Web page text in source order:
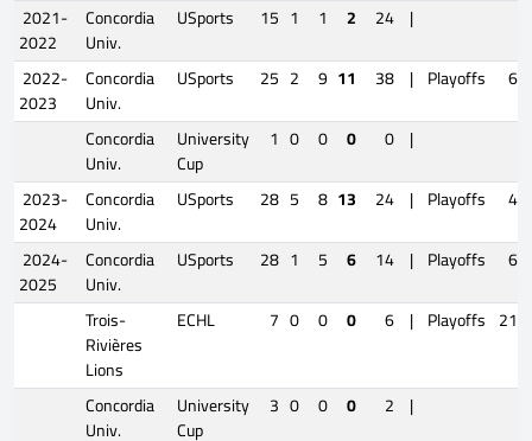
2021-
2022
Concordia
Univ.
USports 15 1 1 2 24 |
2022-
2023
Concordia
Univ.
USports 25 2 9 11 38 | Playoffs 6
Concordia
Univ.
University
Cup
1 0 0 0 0 |
2023-
2024
Concordia
Univ.
USports 28 5 8 13 24 | Playoffs 4
2024-
2025
Concordia
Univ.
USports 28 1 5 6 14 | Playoffs 6
Trois-
Rivières
Lions
ECHL 7 0 0 0 6 | Playoffs 21
Concordia
Univ.
University
Cup
3 0 0 0 2 |